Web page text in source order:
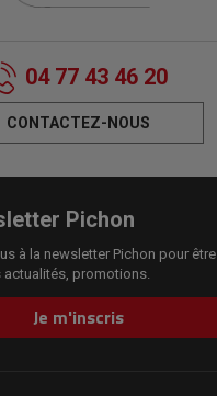
04 77 43 46 20
CONTACTEZ-NOUS
Pichon
à la newsletter Pichon pour être
actualités, promotions.
Je m'inscris